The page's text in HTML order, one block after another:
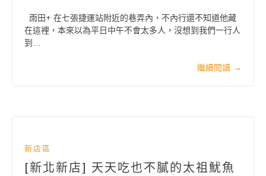
雨田+ 在七張捷運站附近的巷弄內，不內行還不知道他藏
在這裡，本來以為平日中午不會太多人，沒想到我們一行人
到…
繼續閱讀 →
新店區
[新北新店] 天天吃也不膩的太祖魷魚